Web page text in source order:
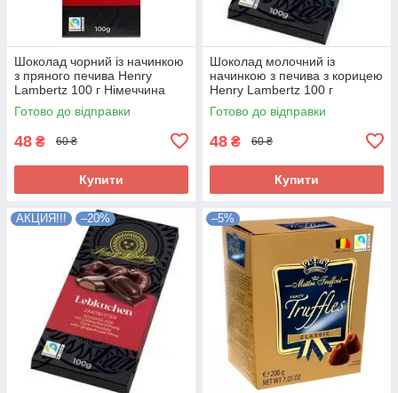
Шоколад чорний із начинкою
з пряного печива Henry
Lambertz 100 г Німеччина
Готово до відправки
48 ₴ 60 ₴
Купити
Шоколад молочний із
начинкою з печива з корицею
Henry Lambertz 100 г
Німеччина
Готово до відправки
48 ₴ 60 ₴
Купити
АКЦИЯ!!! –20% –5%